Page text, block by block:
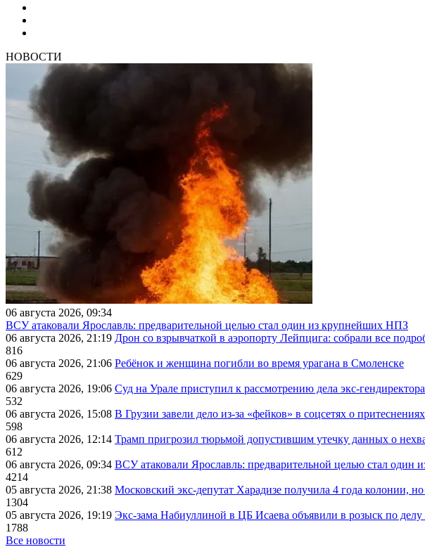
НОВОСТИ
06 августа 2026, 09:34
ВСУ атаковали Ярославль: предварительной целью стал один из крупнейших НПЗ
06 августа 2026, 21:19 Дрон со взрывчаткой в аэропорту Лейпцига: собрали все
816
06 августа 2026, 21:06 Ребёнок и женщина погибли во время урагана в Смоленске
629
06 августа 2026, 19:06 Суд на Урале приступил к рассмотрению дела экс-
532
06 августа 2026, 15:08 В Грузии завели дело из-за «фейков» в соцсетях о
598
06 августа 2026, 12:14 Трамп пригрозил тюрьмой допустившим утечку данных о
612
06 августа 2026, 09:34 ВСУ атаковали Ярославль: предварительной целью стал
4214
05 августа 2026, 21:38 Московский экс-депутат Харадизе получила 4 года колонии,
1304
05 августа 2026, 19:19 Экс-зама Набиуллиной в ЦБ Исаева объявили в розыск по
1788
Все новости